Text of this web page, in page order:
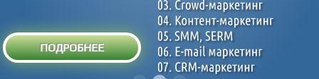
ПОДРОБНЕЕ